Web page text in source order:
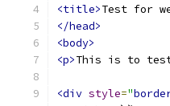
<title>Test for
</head>
<body>
<p>This is to
<div style="